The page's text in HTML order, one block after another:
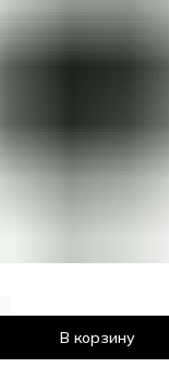
В корзину